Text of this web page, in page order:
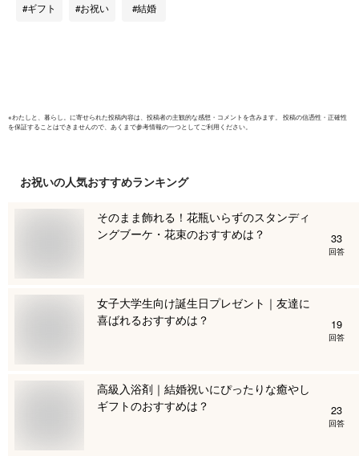
ギフト お祝い 結婚
※わたしと、暮らし。 に寄せられた投稿内容は、投稿者の主観的な感想・コメントを含みます。 投稿の信憑性・正確性
を保証することはできませんので、あくまで参考情報の一つとしてご利用ください。
お祝いの人気おすすめランキング
そのまま飾れる！花瓶いらずのスタンディ
ングブーケ・花束のおすすめは？
33
回答
女子大学生向け誕生日プレゼント｜友達に
喜ばれるおすすめは？
19
回答
高級入浴剤｜結婚祝いにぴったりな癒やし
ギフトのおすすめは？
23
回答